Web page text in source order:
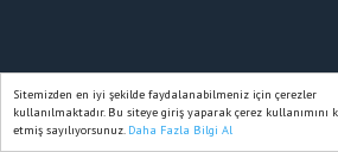
Sitemizden en iyi şekilde faydalanabilmeniz için çerezler
kullanılmaktadır. Bu siteye giriş yaparak çerez kullanımını
etmiş sayılıyorsunuz. Daha Fazla Bilgi Al
Ana Sayfa Web TV